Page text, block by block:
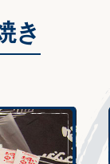
き